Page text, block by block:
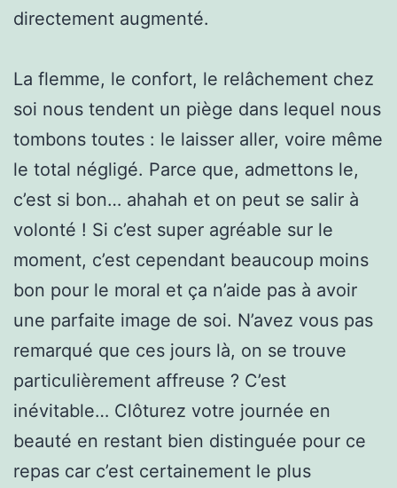
directement augmenté.
La flemme, le confort, le relâchement chez
soi nous tendent un piège dans lequel nous
tombons toutes : le laisser aller, voire même
le total négligé. Parce que, admettons le,
c’est si bon… ahahah et on peut se salir à
volonté ! Si c’est super agréable sur le
moment, c’est cependant beaucoup moins
bon pour le moral et ça n’aide pas à avoir
une parfaite image de soi. N’avez vous pas
remarqué que ces jours là, on se trouve
particulièrement affreuse ? C’est
inévitable… Clôturez votre journée en
beauté en restant bien distinguée pour ce
repas car c’est certainement le plus